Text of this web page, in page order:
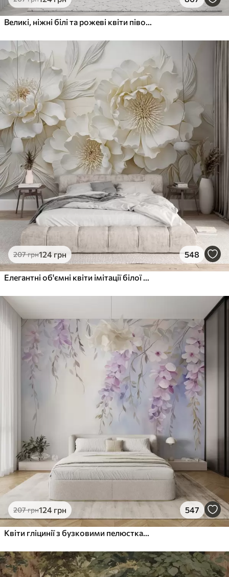
207грн124 грн 548
207грн124 грн 547